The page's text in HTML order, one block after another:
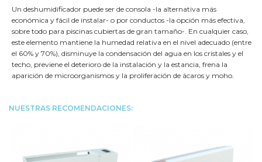
Un deshumidificador puede ser de consola -la alternativa más
económica y fácil de instalar- o por conductos -la opción más efectiva,
sobre todo para piscinas cubiertas de gran tamaño-. En cualquier caso,
este elemento mantiene la humedad relativa en el nivel adecuado (entre
el 60% y 70%), disminuye la condensación del agua en los cristales y el
techo, previene el deterioro de la instalación y la estancia, frena la
aparición de microorganismos y la proliferación de ácaros y moho.
NUESTRAS RECOMENDACIONES: